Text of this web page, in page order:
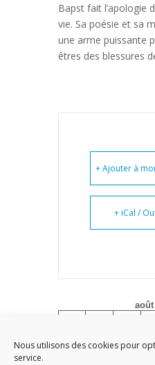
Nous utilisons des cookies pour
service.
Bapst fait l’apologie
vie. Sa poésie et sa
une arme puissante
êtres des blessures
+ Ajouter à
+ iCal /
août